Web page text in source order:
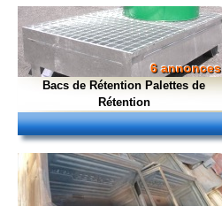
6 annonces
Bacs de Rétention Palettes de
Rétention